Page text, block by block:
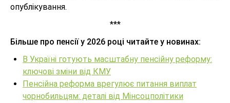
опублікування.
***
Більше про пенсії у 2026 році читайте у новинах:
В Україні готують масштабну пенсійну реформу:
ключові зміни від КМУ
Пенсійна реформа врегулює питання виплат
чорнобильцям: деталі від Мінсоцполітики